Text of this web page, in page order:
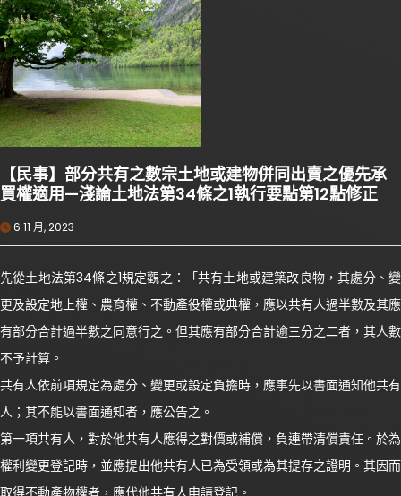
【民事】部分共有之數宗土地或建物併同出賣之優先承
買權適用—淺論土地法第34條之1執行要點第12點修正
6 11 月, 2023
先從土地法第34條之1規定觀之：「共有土地或建築改良物，其處分、變
更及設定地上權、農育權、不動產役權或典權，應以共有人過半數及其應
有部分合計過半數之同意行之。但其應有部分合計逾三分之二者，其人數
不予計算。
共有人依前項規定為處分、變更或設定負擔時，應事先以書面通知他共有
人；其不能以書面通知者，應公告之。
第一項共有人，對於他共有人應得之對價或補償，負連帶清償責任。於為
權利變更登記時，並應提出他共有人已為受領或為其提存之證明。其因而